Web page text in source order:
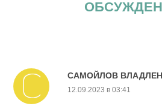
САМОЙЛОВ ВЛАДЛЕН
12.09.2023 в 03:41